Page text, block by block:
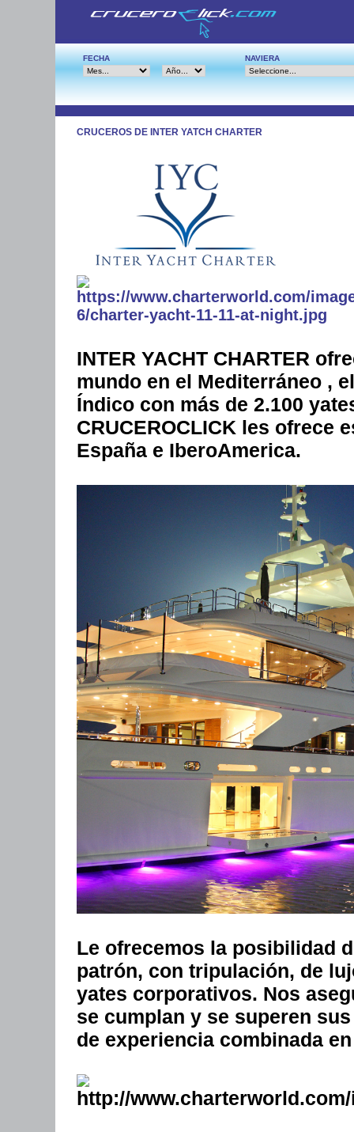
FECHA NAVIERA
CRUCEROS DE INTER YATCH CHARTER
INTER YACHT CHARTER
mundo en el Mediterráneo ,
Índico con más de 2.100
CRUCEROCLICK les ofrece
España e IberoAmerica.
Le ofrecemos la posibilidad
patrón, con tripulación, de
yates corporativos. Nos
se cumplan y se superen
de experiencia combinada